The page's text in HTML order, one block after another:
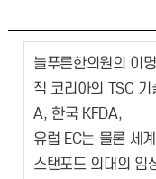
늘푸른한의원의 이
직 코리아의 TSC
A, 한국 KFDA,
유럽 EC는 물론 세
스탠포드 의대의 임